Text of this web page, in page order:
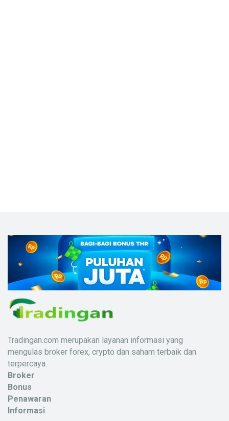
Tradingan.com merupakan layanan informasi yang
mengulas broker forex, crypto dan saham terbaik dan
terpercaya.
Broker
Bonus
Penawaran
Informasi